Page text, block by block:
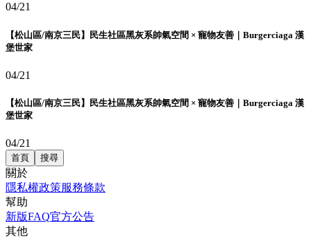
04/21
【松山區/南京三民】民生社區黑灰系帥氣空間 × 寵物友善｜Burgerciaga 漢
堡世家
04/21
【松山區/南京三民】民生社區黑灰系帥氣空間 × 寵物友善｜Burgerciaga 漢
堡世家
04/21
首頁 搜尋
關於
隱私權政策服務條款
幫助
新版FAQ官方公告
其他